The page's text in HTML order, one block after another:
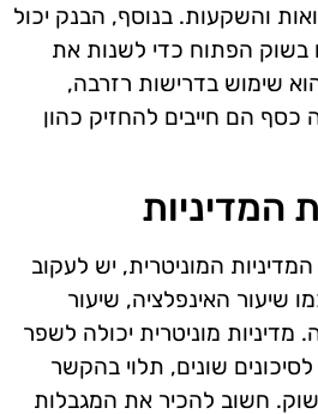
והשקעות. בנוסף, הבנק יכול
בשוק הפתוח כדי לשנות את
שימוש בדרישות רזרבה,
הם חייבים להחזיק כהון
המדיניות
המוניטרית, יש לעקוב
שיעור האינפלציה, שיעור
מדיניות מוניטרית יכולה לשפר
שונים, תלוי בהקשר
חשוב להכיר את המגבלות